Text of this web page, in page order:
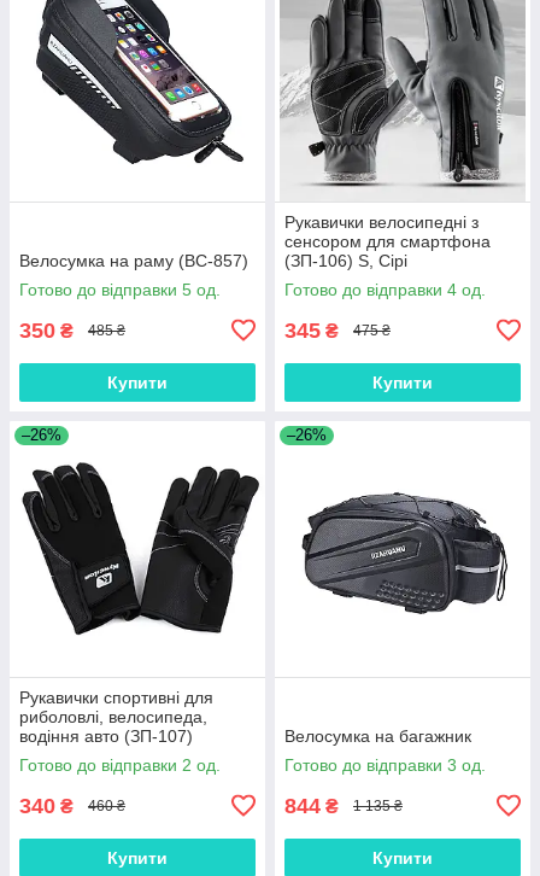
Велосумка на раму (ВС-857)
Готово до відправки 5 од.
350 ₴ 485 ₴
Купити
Рукавички велосипедні з
сенсором для смартфона
(ЗП-106) S, Сірі
Готово до відправки 4 од.
345 ₴ 475 ₴
Купити
–26%
Рукавички спортивні для
риболовлі, велосипеда,
водіння авто (ЗП-107)
Готово до відправки 2 од.
340 ₴ 460 ₴
Купити
–26%
Велосумка на багажник
Готово до відправки 3 од.
844 ₴ 1 135 ₴
Купити